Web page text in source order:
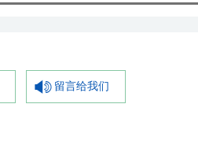
留言给我们